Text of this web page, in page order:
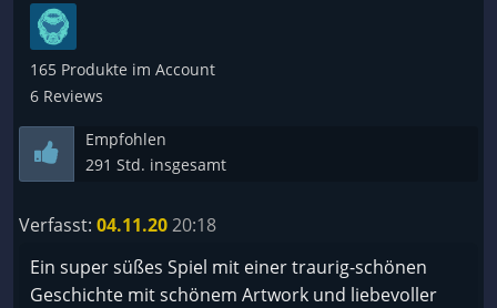
165 Produkte im Account
6 Reviews
Empfohlen
291 Std. insgesamt
Verfasst: 04.11.2020:18
Ein super süßes Spiel mit einer traurig-schönen
Geschichte mit schönem Artwork und liebevoller